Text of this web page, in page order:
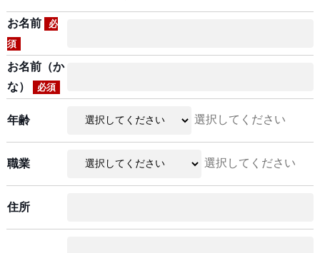
お名前
必
須
お名前（か
な）
必須
年齢 選択してください
職業 選択してください
住所